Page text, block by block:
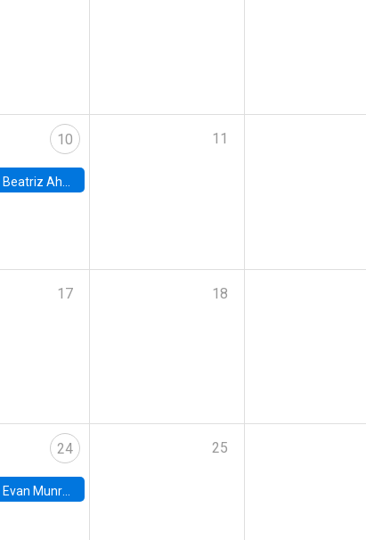
10
Beatriz Ahumada, PhD candidate, Universidad de Pittsburgh
11
17 18
24
Evan Munro, Neyman Visiting Assistant Professor in the Department of Statistics at UC Berkeley
25